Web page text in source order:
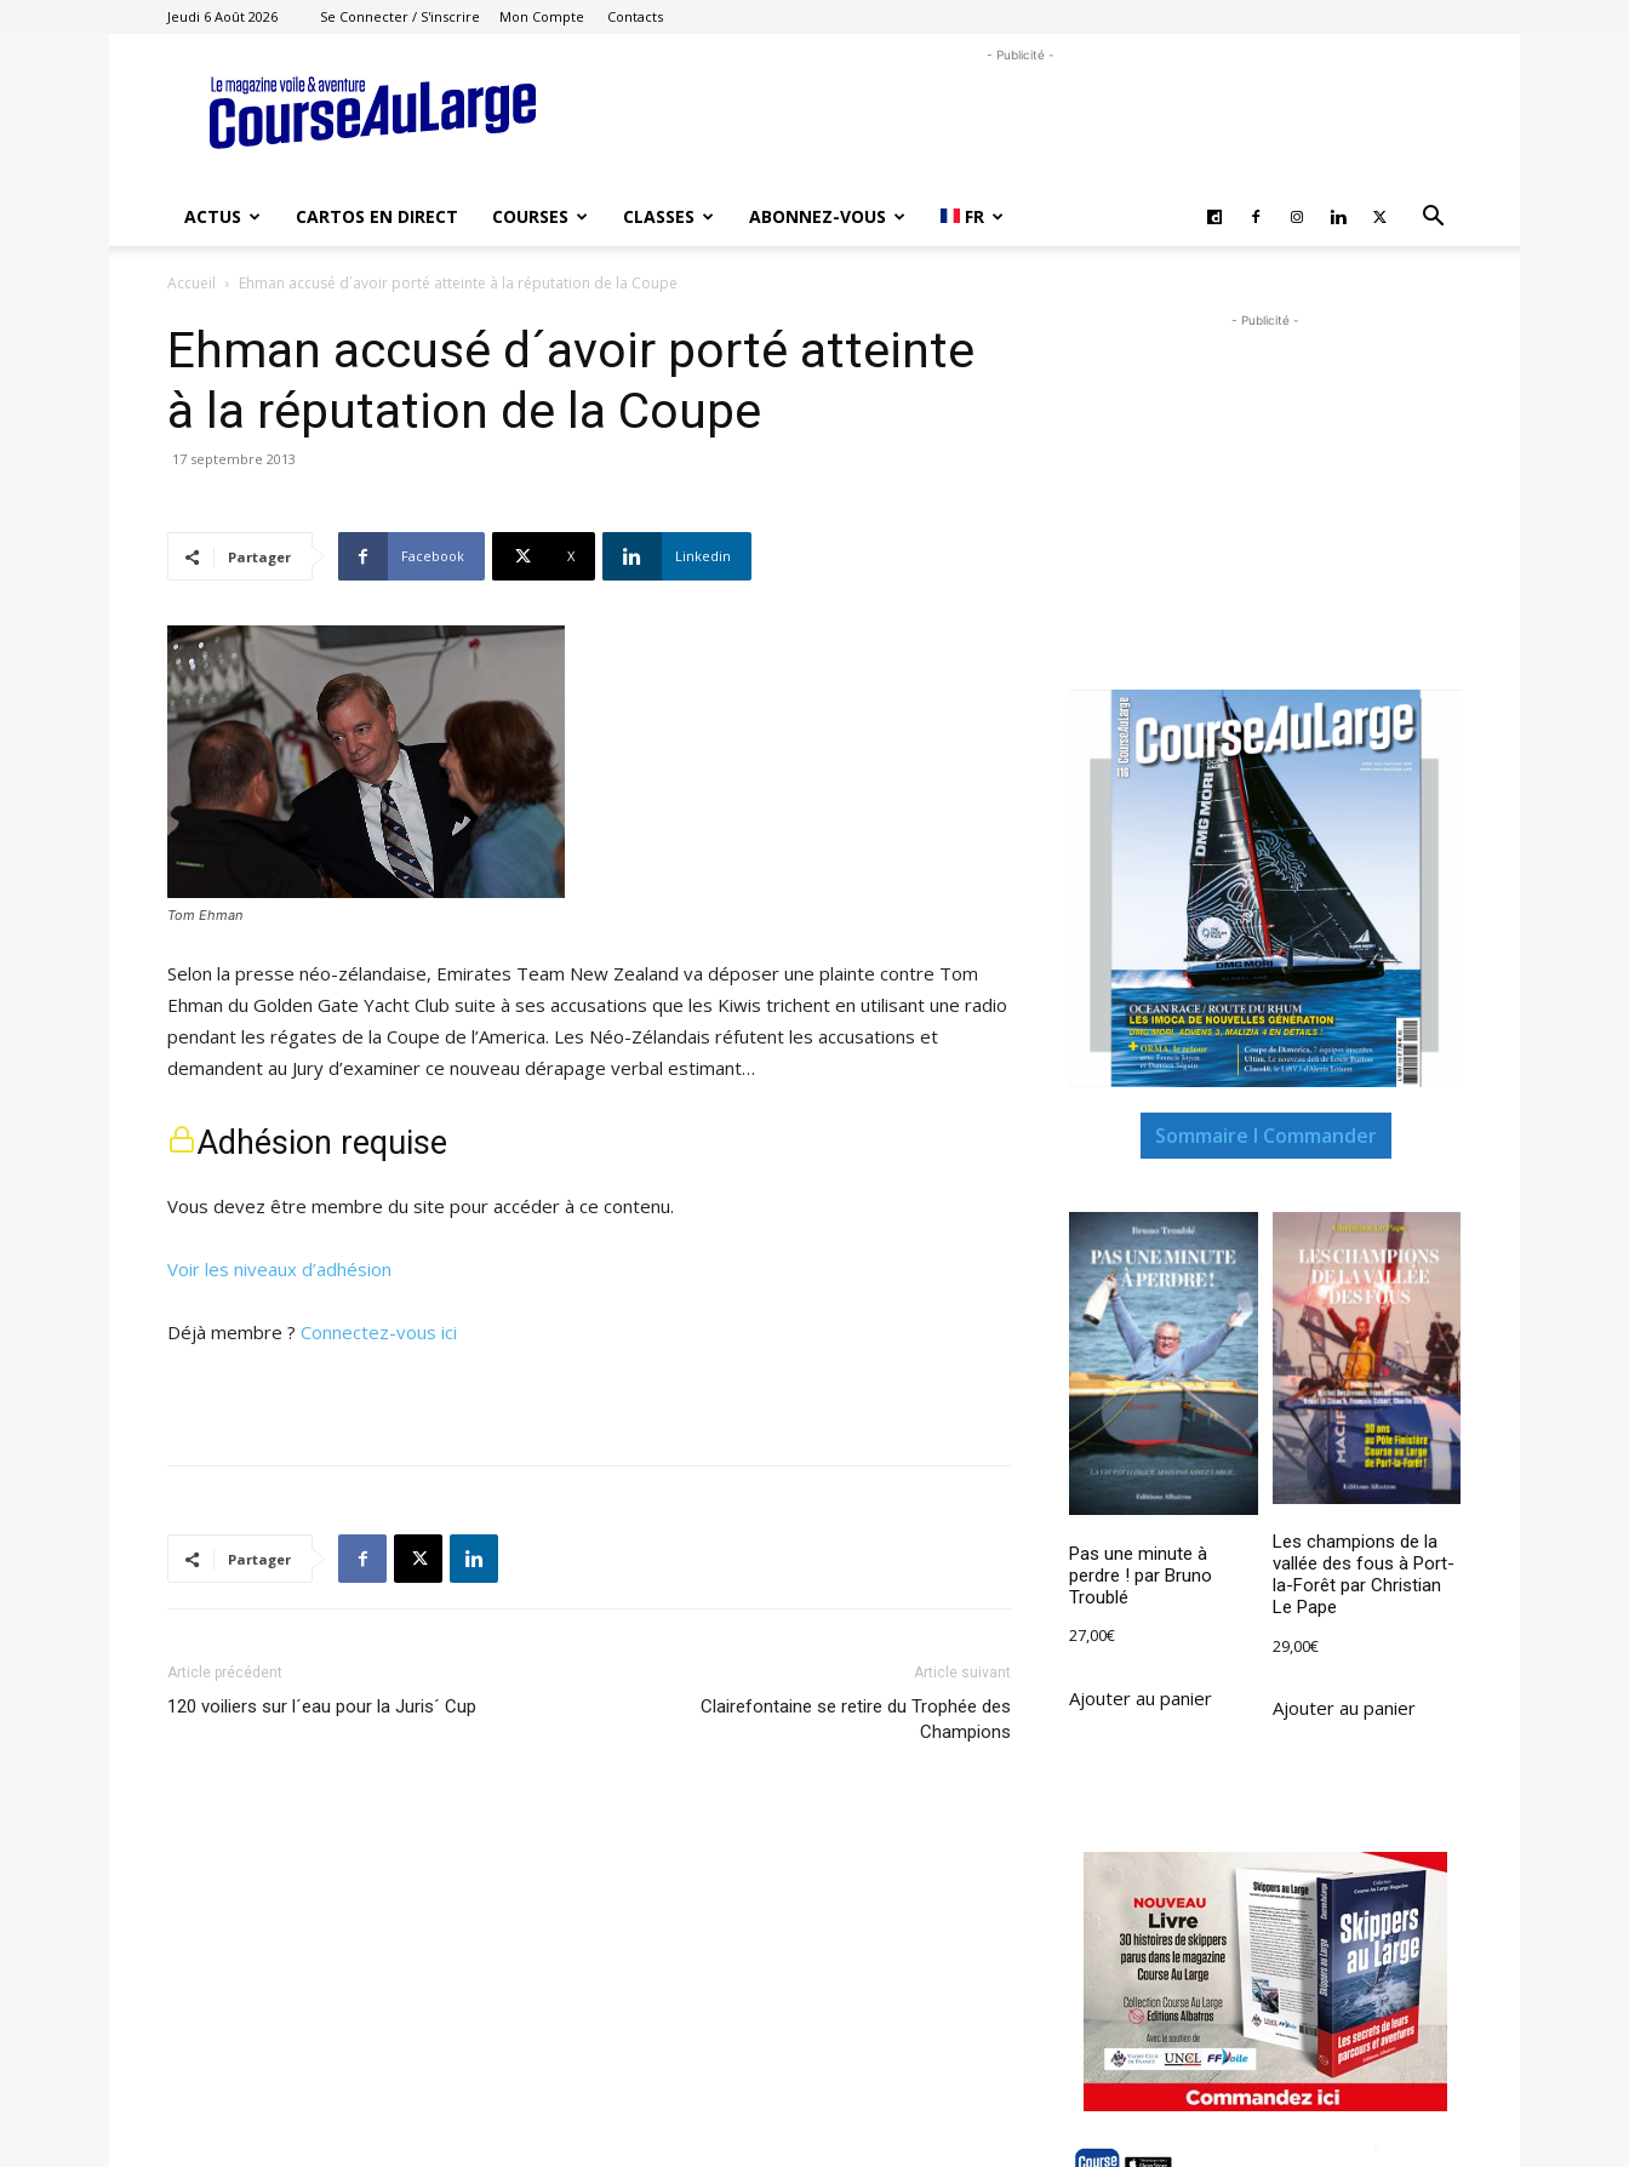
Jeudi 6 Août 2026 Se Connecter / S'inscrire Mon Compte Contacts
Course
au
Large
- Publicité -
ACTUS CARTOS EN DIRECT COURSES CLASSES ABONNEZ-VOUS FR
Accueil Ehman accusé d´avoir porté atteinte à la réputation de la Coupe
Ehman accusé d´avoir porté atteinte
à la réputation de la Coupe
17 septembre 2013
Partager Facebook X Linkedin
Tom Ehman
Selon la presse néo-zélandaise, Emirates Team New Zealand va déposer une plainte contre Tom
Ehman du Golden Gate Yacht Club suite à ses accusations que les Kiwis trichent en utilisant une radio
pendant les régates de la Coupe de l’America. Les Néo-Zélandais réfutent les accusations et
demandent au Jury d’examiner ce nouveau dérapage verbal estimant…
Adhésion requise
Vous devez être membre du site pour accéder à ce contenu.
Voir les niveaux d’adhésion
Déjà membre ? Connectez-vous ici
Partager
Article précédent
120 voiliers sur l´eau pour la Juris´ Cup
Article suivant
Clairefontaine se retire du Trophée des
Champions
- Publicité -
Sommaire I Commander
Pas une minute à
perdre ! par Bruno
Troublé
27,00€
Ajouter au panier
Les champions de la
vallée des fous à Port-
la-Forêt par Christian
Le Pape
29,00€
Ajouter au panier